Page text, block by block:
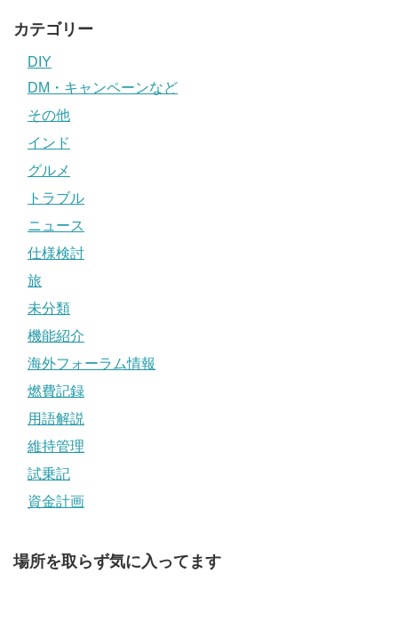
カテゴリー
DIY
DM・キャンペーンなど
その他
インド
グルメ
トラブル
ニュース
仕様検討
旅
未分類
機能紹介
海外フォーラム情報
燃費記録
用語解説
維持管理
試乗記
資金計画
場所を取らず気に入ってます